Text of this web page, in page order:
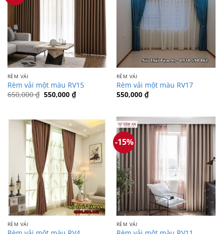
RÈM VẢI
Rèm vải một màu RV15
650,000₫ Giá
gốc
550,000 ₫Giá
hiện
550,000 ₫.
RÈM VẢI
Rèm vải một màu RV17
550,000 ₫
RÈM VẢI
-15%
RÈM VẢI